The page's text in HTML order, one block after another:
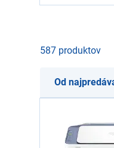
587 produktov
Od